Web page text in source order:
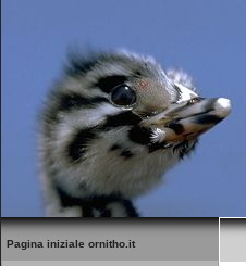
Pagina iniziale ornitho.it